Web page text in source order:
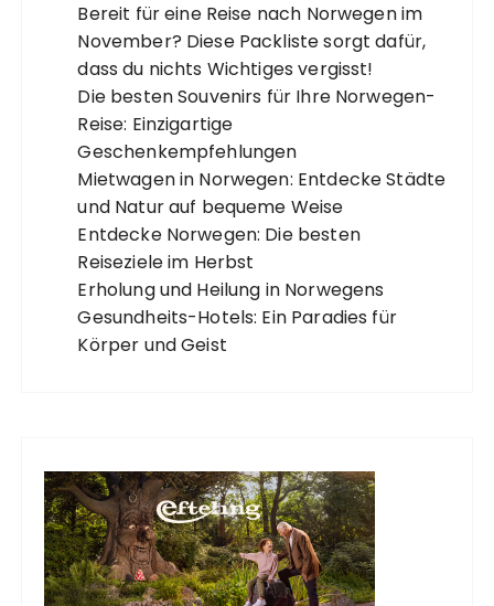
Bereit für eine Reise nach Norwegen im
November? Diese Packliste sorgt dafür,
dass du nichts Wichtiges vergisst!
Die besten Souvenirs für Ihre Norwegen-
Reise: Einzigartige
Geschenkempfehlungen
Mietwagen in Norwegen: Entdecke Städte
und Natur auf bequeme Weise
Entdecke Norwegen: Die besten
Reiseziele im Herbst
Erholung und Heilung in Norwegens
Gesundheits-Hotels: Ein Paradies für
Körper und Geist